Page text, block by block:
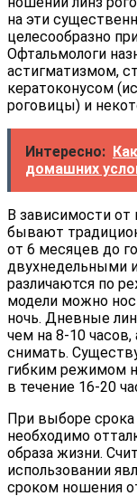
на эти
целесообразно
Офтальмологи
астигматизмом,
кератоконусом
роговицы) и
Интересно:
домашних
В зависимости
бывают
от 6 месяцев до
двухнедельными
различаются по
модели можно
ночь. Дневные
чем на 8-10 часов,
снимать.
гибким режимом
в течение 16-20
При выборе
необходимо
образа жизни.
использовании
сроком ношения